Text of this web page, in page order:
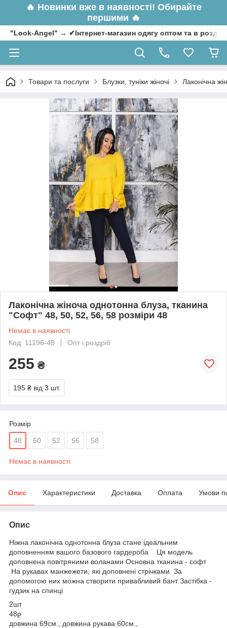
🔥 Новинки вже в наявності! Обирайте
першими 🔥
"Look-Angel" → ✔Інтернет-магазин одягу оптом та в
Товари та послуги Блузки, туніки жіночі Лаконічна
Лаконічна жіноча однотонна блуза, тканина
"Софт" 48, 50, 52, 56, 58 розміри 48
Немає в наявності
Код: 11196-48
Опт і роздріб
255 ₴
195 ₴ від 3 шт.
Розмір
48 50 52 56 58
Немає в наявності
Опис Характеристики Доставка Оплата Умови
Опис
Ніжна лаконічна однотонна блуза стане ідеальним
доповненням вашого базового гардероба Ця модель
доповнена повітряними воланами Основна тканина - софт
На рукавах манжежети, які доповнені стрічками За
допомогою них можна створити привабливий бант Застібка -
гудзик на спинці
2шт
48р
довжина 69см., довжина рукава 60см.,